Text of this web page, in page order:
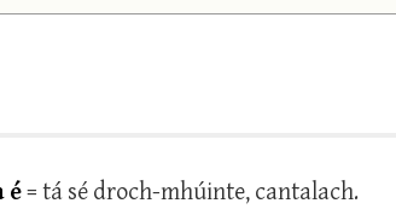
é= tá sé droch-mhúinte, cantalach.